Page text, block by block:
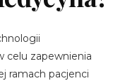
celu zapewnienia
ramach pacjenci